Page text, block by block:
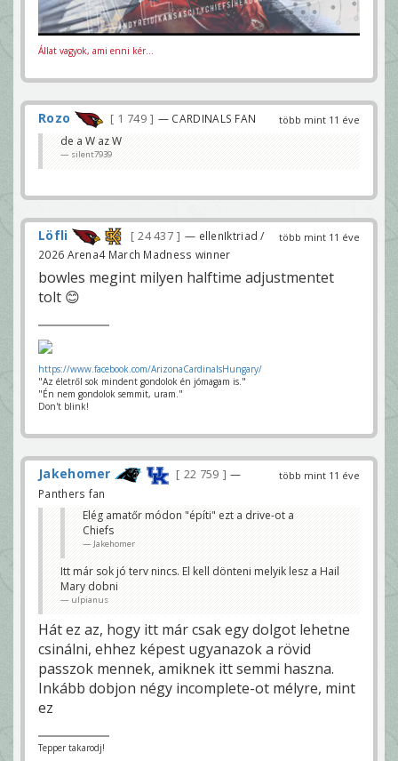
Állat vagyok, ami enni kér...
több mint 11 éve
Rozo 1 749 — CARDINALS FAN
de a W az W
silent7939
több mint 11 éve
Löfli 24 437
— ellenIktriad /
2026 Arena4 March Madness winner
bowles megint milyen halftime adjustmentet
tolt 😊
https://www.facebook.com/ArizonaCardinalsHungary/
"Az életről sok mindent gondolok én jómagam is."
"Én nem gondolok semmit, uram."
Don't blink!
több mint 11 éve
Jakehomer 22 759
—
Panthers fan
Elég amatőr módon "építi" ezt a drive-ot a
Chiefs
Jakehomer
Itt már sok jó terv nincs. El kell dönteni melyik lesz a Hail
Mary dobni
ulpianus
Hát ez az, hogy itt már csak egy dolgot lehetne
csinálni, ehhez képest ugyanazok a rövid
passzok mennek, amiknek itt semmi haszna.
Inkább dobjon négy incomplete-ot mélyre, mint
ez
Tepper takarodj!